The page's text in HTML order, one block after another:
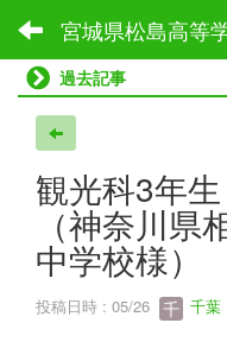
宮城県松島高等
過去記事
観光科3年
（神奈川
中学校様）
投稿日時 : 05/26 千